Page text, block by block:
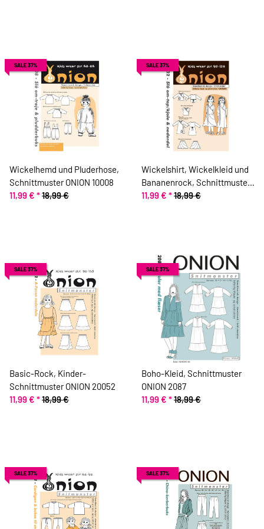
SALE 37%
Wickelhemd und Pluderhose,
Schnittmuster ONION 10008
11,99 € *18,99 €
SALE 37%
Wickelshirt, Wickelkleid und
Bananenrock, Schnittmuster
ONION 20032
11,99 € *18,99 €
SALE 37%
Basic-Rock, Kinder-
Schnittmuster ONION 20052
11,99 € *18,99 €
SALE 37%
Boho-Kleid, Schnittmuster
ONION 2087
11,99 € *18,99 €
SALE 37% SALE 37%